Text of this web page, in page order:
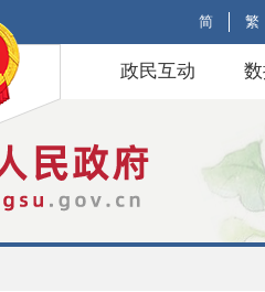
简 繁
政民互动